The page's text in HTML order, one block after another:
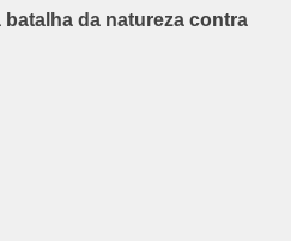
da natureza contra